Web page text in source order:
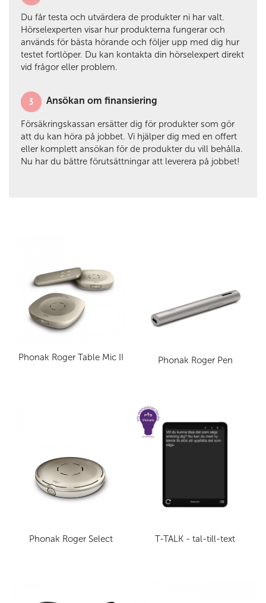
Du får testa och utvärdera de produkter ni har valt.
Hörselexperten visar hur produkterna fungerar och
används för bästa hörande och följer upp med dig hur
testet fortlöper. Du kan kontakta din hörselexpert direkt
vid frågor eller problem.
Ansökan om finansiering
Försäkringskassan ersätter dig för produkter som gör
att du kan höra på jobbet. Vi hjälper dig med en offert
eller komplett ansökan för de produkter du vill behålla.
Nu har du bättre förutsättningar att leverera på jobbet!
Phonak Roger Table Mic II Phonak Roger Pen
Phonak Roger Select T-TALK - tal-till-text